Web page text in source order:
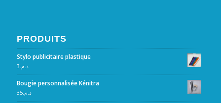
PRODUITS
Stylo publicitaire plastique
د.م. 3
Bougie personnalisée Kénitra
د.م.35